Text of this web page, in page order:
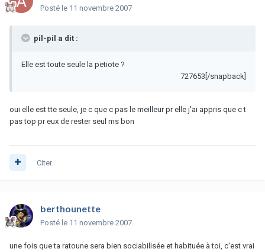
Posté le 11 novembre 2007
pil-pil a dit :
Elle est toute seule la petiote ?
727653[/snapback]
oui elle est tte seule, je c que c pas le meilleur pr elle j'ai appris que c t
pas top pr eux de rester seul ms bon
Citer
berthounette
Posté le 11 novembre 2007
une fois que ta ratoune sera bien sociabilisée et habituée à toi, c'est vrai